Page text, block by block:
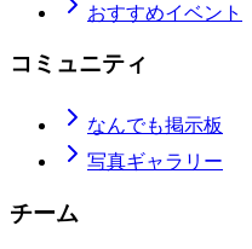
おすすめイベント
コミュニティ
なんでも掲示板
写真ギャラリー
チーム